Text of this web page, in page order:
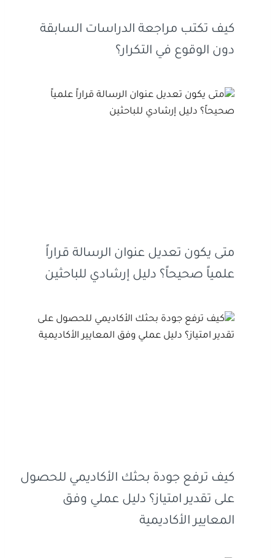
كيف تكتب مراجعة الدراسات السابقة
دون الوقوع في التكرار؟
متى يكون تعديل عنوان الرسالة قراراً
علمياً صحيحاً؟ دليل إرشادي للباحثين
كيف ترفع جودة بحثك الأكاديمي للحصول
على تقدير امتياز؟ دليل عملي وفق
المعايير الأكاديمية